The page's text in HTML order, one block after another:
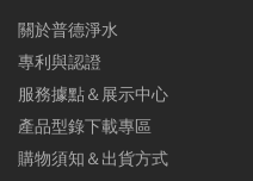
關於普德淨水
專利與認證
服務據點＆展示中心
產品型錄下載專區
購物須知＆出貨方式